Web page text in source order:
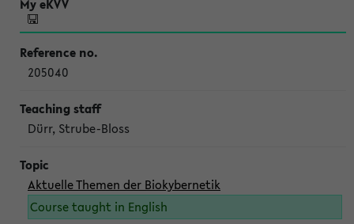
205040
Dürr, Strube-Bloss
Aktuelle Themen der Biokybernetik
Course taught in English